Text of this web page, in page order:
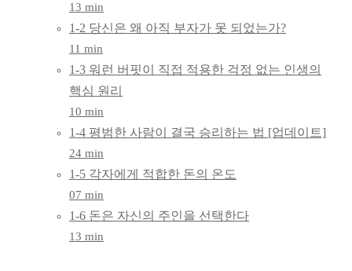
10분,
돈의
키우기,
몸마음
패키지
13 min
1-2 당신은 왜 아직 부자가 못 되었는가?
11 min
1-3 워런 버핏이 직접 적용한 걱정 없는 인생의
핵심 원리
10 min
1-4 평범한 사람이 결국 승리하는 법 [업데이트]
24 min
1-5 각자에게 적합한 돈의 온도
07 min
1-6 돈은 자신의 주인을 선택한다
13 min